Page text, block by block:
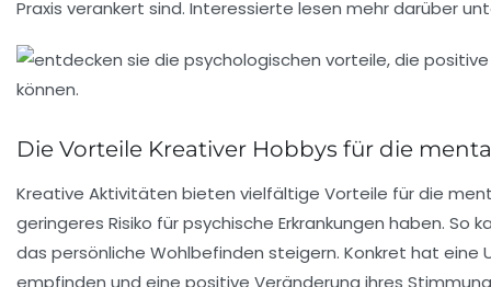
Praxis verankert sind. Interessierte lesen mehr darüber
Die Vorteile Kreativer Hobbys für die
Kreative Aktivitäten bieten vielfältige Vorteile für die
geringeres Risiko für psychische Erkrankungen haben.
das persönliche Wohlbefinden steigern. Konkret hat
empfinden und eine positive Veränderung ihres